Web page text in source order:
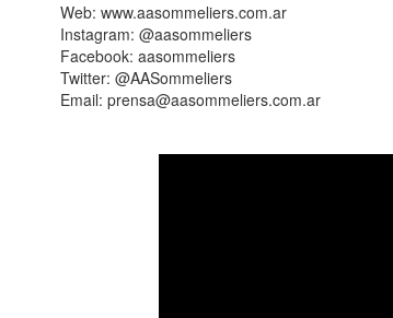
Web: www.aasommeliers.com.ar
Instagram: @aasommeliers
Facebook: aasommeliers
Twitter: @AASommeliers
Email: prensa@aasommeliers.com.ar